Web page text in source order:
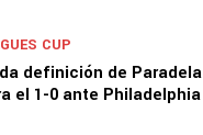
CUP
definición de Paradela
el 1-0 ante Philadelphia